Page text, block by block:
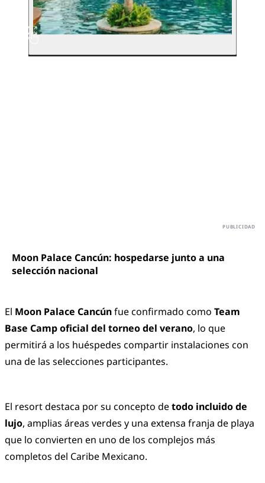
Moon Palace Cancún: hospedarse junto a una
selección nacional
El Moon Palace Cancúnfue confirmado como Team
Base Camp oficial del torneo del verano, lo que
permitirá a los huéspedes compartir instalaciones con
una de las selecciones participantes.
El resort destaca por su concepto detodo incluido de
lujo, amplias áreas verdes y una extensa franja de playa
que lo convierten en uno de los complejos más
completos del Caribe Mexicano.